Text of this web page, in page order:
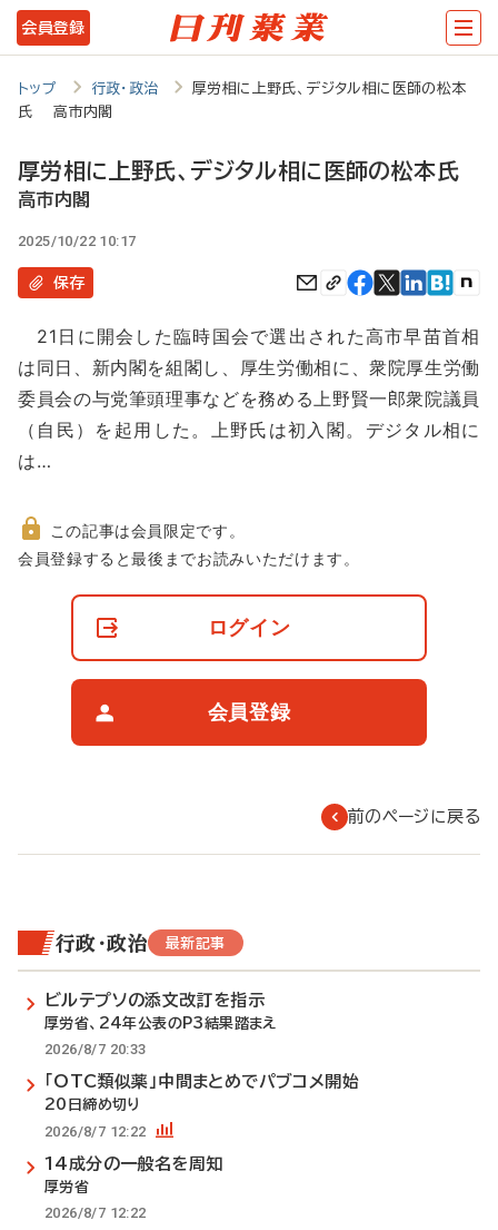
メ
イ
テ
ツ
に
動
会員登録
トップ 行政・政治
厚労相に上野氏、デジタル相に医師の松本
氏 高市内閣
厚労相に上野氏、デジタル相に医師の松本氏
高市内閣
2025/10/22 10:17
保存
21日に開会した臨時国会で選出された高市早苗首相
は同日、新内閣を組閣し、厚生労働相に、衆院厚生労働
委員会の与党筆頭理事などを務める上野賢一郎衆院議員
（自民）を起用した。上野氏は初入閣。デジタル相に
は…
非
この記事は会員限定です。
会員登録すると最後までお読みいただけます。
ログイン
会員登録
前のページに戻る
行政・政治 最新記事
ビルテプソの添文改訂を指示
厚労省、24年公表のP3結果踏まえ
2026/8/7 20:33
「OTC類似薬」中間まとめでパブコメ開始
20日締め切り
2026/8/7 12:22
14成分の一般名を周知
厚労省
2026/8/7 12:22